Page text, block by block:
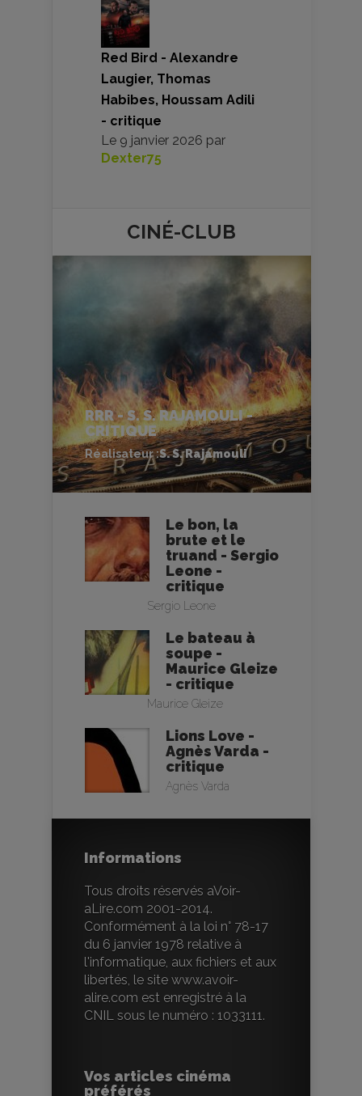
Red Bird - Alexandre
Laugier, Thomas
Habibes, Houssam Adili
- critique
Le 9 janvier 2026 par
Dexter75
CINÉ-CLUB
RRR - S. S. RAJAMOULI -
CRITIQUE
Réalisateur :S. S. Rajamouli
Le bon, la
brute et le
truand - Sergio
Leone -
critique
Sergio Leone
Le bateau à
soupe -
Maurice Gleize
- critique
Maurice Gleize
Lions Love -
Agnès Varda -
critique
Agnès Varda
Informations
Tous droits réservés aVoir-
aLire.com 2001-2014.
Conformément à la loi n° 78-17
du 6 janvier 1978 relative à
l'informatique, aux fichiers et aux
libertés, le site www.avoir-
alire.com est enregistré à la
CNIL sous le numéro : 1033111.
Vos articles cinéma
préférés